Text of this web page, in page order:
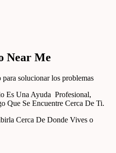
Near Me
Es Una Ayuda Profesional,
Que Se Encuentre Cerca De Ti.
Cerca De Donde Vives o